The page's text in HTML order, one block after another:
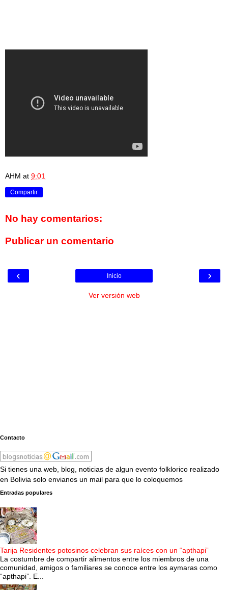
AHM at 9:01
Compartir
No hay comentarios:
Publicar un comentario
‹ ›
Inicio
Ver versión web
Contacto
Si tienes una web, blog, noticias de algun evento folklorico realizado
en Bolivia solo envianos un mail para que lo coloquemos
Entradas populares
Tarija Residentes potosinos celebran sus raíces con un “apthapi”
La costumbre de compartir alimentos entre los miembros de una
comunidad, amigos o familiares se conoce entre los aymaras como
“apthapi”. E...